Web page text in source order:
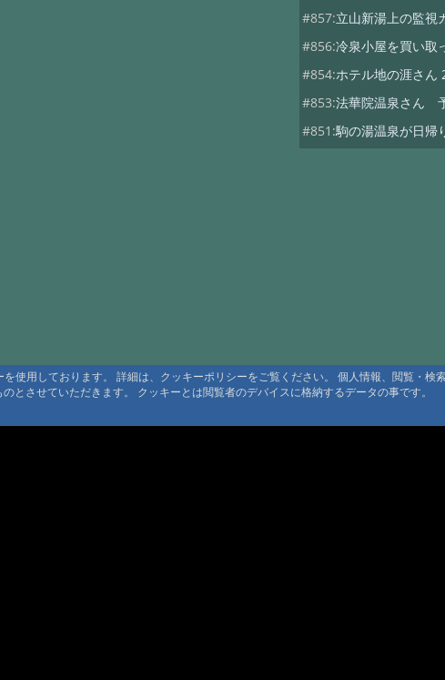
#857:立山新湯上の監視
#856:冷泉小屋を買い取
#854:ホテル地の涯さん
#853:法華院温泉さん
#851:駒の湯温泉が日帰
#343:お世話になります
使用しております。 詳細は、クッキーポリシーをご覧ください。 個人情報、閲覧・検
とさせていただきます。 クッキーとは閲覧者のデバイスに格納するデータの事です。